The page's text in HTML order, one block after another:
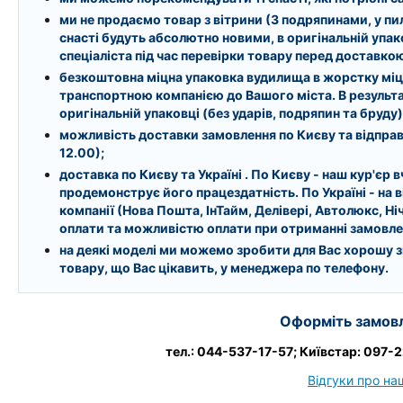
ми не продаємо товар з вітрини (З подряпинами, у
снасті будуть абсолютно новими, в оригінальній
спеціаліста під час перевірки товару перед
безкоштовна міцна упаковка вудилищав жорстку
транспортною компанією до Вашого міста. В
оригінальній упаковці (без ударів, подряпин та
можливістьдоставки замовленняпо Києву та
12.00);
доставка по Києву та Україні . По Києву - наш кур'єр
продемонструє його працездатність. По Україні - на
компанії (Нова Пошта, ІнТайм, Делівері, Автолюкс,
оплати та можливістю оплати при отриманні
на деякі моделі ми можемо зробити для Васхорошу
товару, що Вас цікавить, у менеджера по телефону.
Оформіть
тел.: 044-537-17-57; Київстар:
Відгуки про